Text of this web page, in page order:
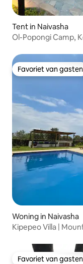
Tent in Naivasha
Ol-Popongi Camp,
Favoriet van gasten
Favoriet van gasten
Woning in Naivasha
Kipepeo Villa |
Favoriet van gasten